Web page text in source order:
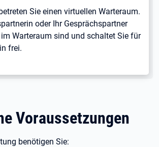
Sie einen virtuellen Warteraum.
oder Ihr Gesprächspartner
Warteraum sind und schaltet Sie für
frei.
Voraussetzungen
benötigen Sie: